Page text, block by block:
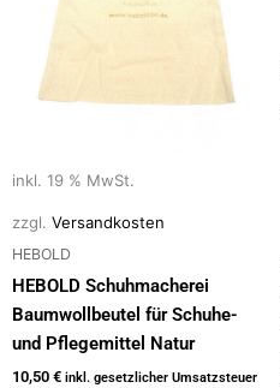
inkl. 19 % MwSt.
zzgl. Versandkosten
HEBOLD
HEBOLD Schuhmacherei
Baumwollbeutel für Schuhe-
und Pflegemittel Natur
10,50 € inkl. gesetzlicher Umsatzsteuer